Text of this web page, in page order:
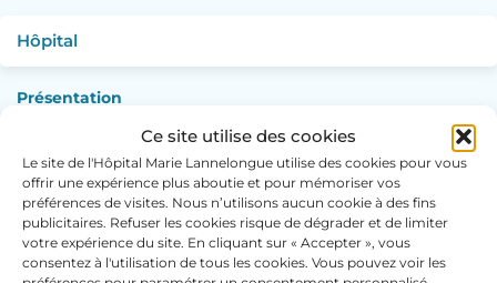
Ce site utilise des cookies
Le site de l'Hôpital Marie Lannelongue utilise des cookies pour vous
offrir une expérience plus aboutie et pour mémoriser vos
préférences de visites. Nous n’utilisons aucun cookie à des fins
publicitaires. Refuser les cookies risque de dégrader et de limiter
votre expérience du site. En cliquant sur « Accepter », vous
consentez à l'utilisation de tous les cookies. Vous pouvez voir les
Hôpital
Présentation
Index d’égalité professionnelle
Comités de direction et exécutif
Instances – Comités – Commissions
Historique